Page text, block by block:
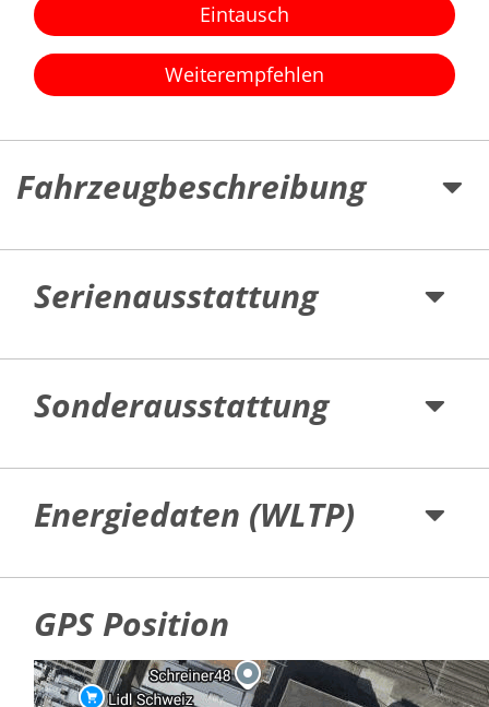
Eintausch
Weiterempfehlen
Fahrzeugbeschreibung
Serienausstattung
Sonderausstattung
Energiedaten (WLTP)
GPS Position